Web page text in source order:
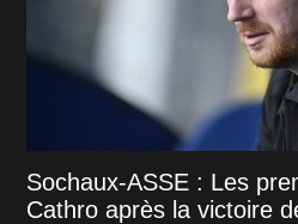
Sochaux-ASSE : Les
Cathro après la victoire